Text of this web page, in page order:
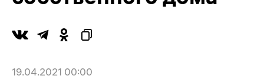
19.04.2021 00:00